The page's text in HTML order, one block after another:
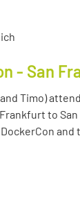
- San
and Timo)
to